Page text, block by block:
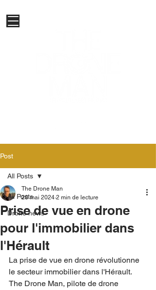
Post
All Posts
Drone news
All Posts
Prise de vue en drone
pour l'immobilier dans
l'Hérault
The Drone Man
28 mai 2024 2 min de lecture
La prise de vue en drone révolutionne
le secteur immobilier dans l'Hérault.
The Drone Man, pilote de drone